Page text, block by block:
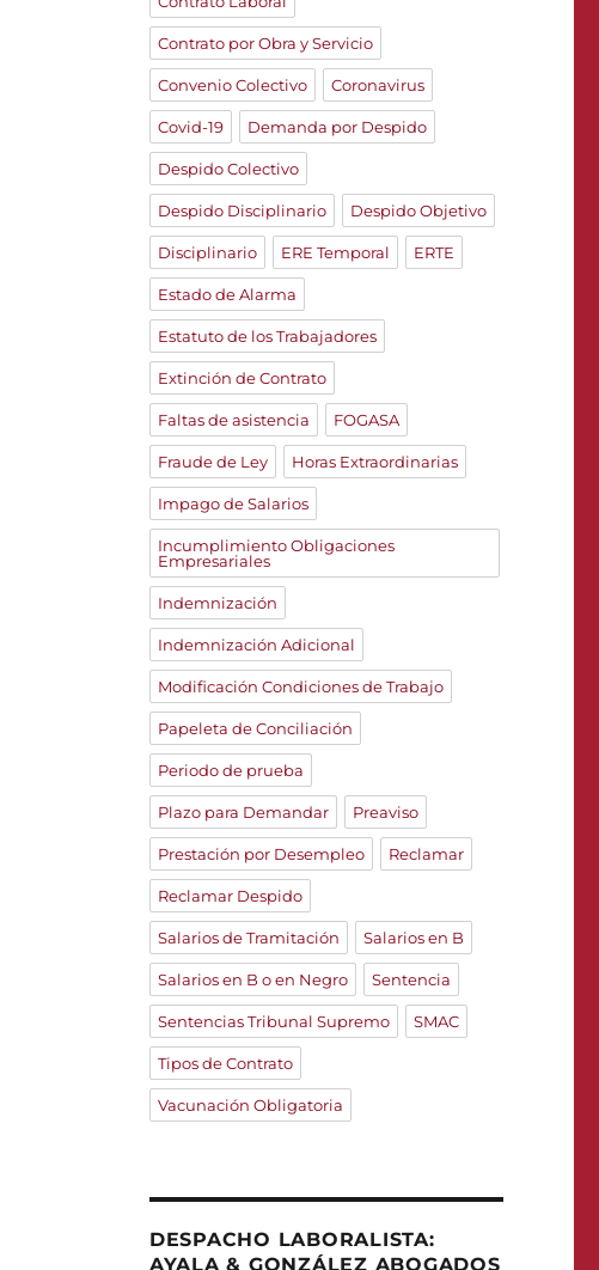
Contrato por Obra y Servicio
Convenio Colectivo Coronavirus
Covid-19 Demanda por Despido
Despido Colectivo
Despido Disciplinario Despido Objetivo
Disciplinario ERE Temporal ERTE
Estado de Alarma
Estatuto de los Trabajadores
Extinción de Contrato
Faltas de asistencia FOGASA
Fraude de Ley Horas Extraordinarias
Impago de Salarios
Incumplimiento Obligaciones
Empresariales
Indemnización
Indemnización Adicional
Modificación Condiciones de Trabajo
Papeleta de Conciliación
Periodo de prueba
Plazo para Demandar Preaviso
Prestación por Desempleo Reclamar
Reclamar Despido
Salarios de Tramitación Salarios en B
Salarios en B o en Negro Sentencia
Sentencias Tribunal Supremo SMAC
Tipos de Contrato
Vacunación Obligatoria
DESPACHO LABORALISTA:
AYALA & GONZÁLEZ ABOGADOS